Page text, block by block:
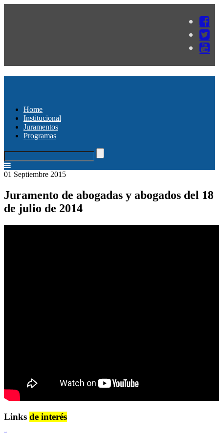
Home
Institucional
Juramentos
Programas
01 Septiembre 2015
Juramento de abogadas y abogados del 18
de julio de 2014
Links de interés